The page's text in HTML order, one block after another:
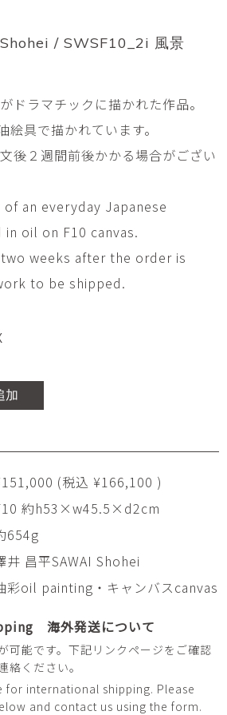
/ SWSF10_2i 風景
ドラマチックに描かれた作品。
具で描かれています。
後２週間前後かかる場合がござい
an everyday Japanese
oil on F10 canvas.
weeks after the order is
to be shipped.
加
(税込 ¥166,100 )
約h53×w45.5×d2cm
654g
井 昌平SAWAI Shohei
彩oil painting・キャンバスcanvas
海外発送について
可能です。下記リンクページをご確認
絡ください。
for international shipping. Please
and contact us using the form.